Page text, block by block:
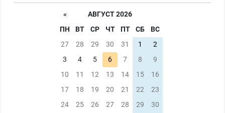
«
АВГУСТ 2026
ПН
ВТ СР ЧТ ПТ СБ
ВС
27
28 29 30 31 1
2
3
4 5 6 7 8
9
10
11 12 13 14 15
16
17
18 19 20 21 22
23
24
25 26 27 28 29
30